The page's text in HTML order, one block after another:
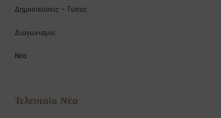
Δημοσιεύσεις – Τύπος
Διαγωνισμοί
Νέα
Τελευταία Νέα